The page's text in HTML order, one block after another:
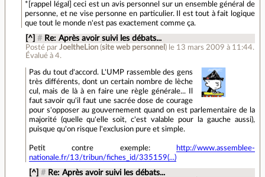
*[rappel légal] ceci est un avis personnel sur un ensemble général de
personne, et ne vise personne en particulier. Il est tout à fait logique
que tout le monde n'est pas exactement comme ça.
[^] # Re: Après avoir suivi les débats...
Posté par JoeltheLion(site web personnel ) le 13 mars 2009 à 11:44.
Évalué à 4.
Pas du tout d'accord. L'UMP rassemble des gens
très différents, dont un certain nombre de lèche
cul, mais de là à en faire une règle générale... Il
faut savoir qu'il faut une sacrée dose de courage
pour s'opposer au gouvernement quand on est parlementaire de la
majorité (quelle qu'elle soit, c'est valable pour la gauche aussi),
puisque qu'on risque l'exclusion pure et simple.
Petit contre exemple:
http://www.assemblee-
nationale.fr/13/tribun/fiches_id/335159(...)
[^] # Re: Après avoir suivi les débats...